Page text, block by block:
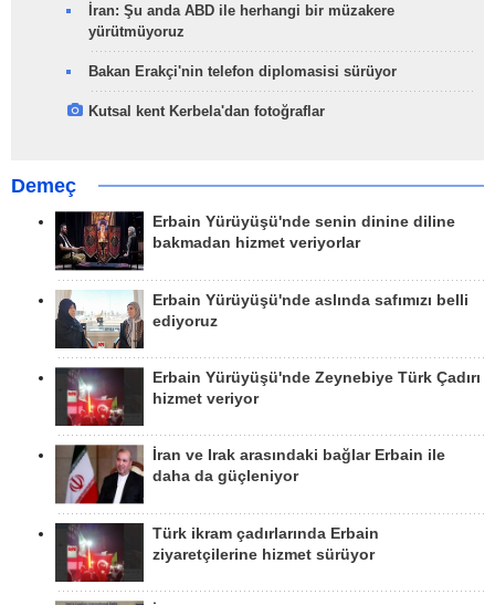
İran: Şu anda ABD ile herhangi bir müzakere
yürütmüyoruz
Bakan Erakçi'nin telefon diplomasisi sürüyor
Kutsal kent Kerbela'dan fotoğraflar
Demeç
Erbain Yürüyüşü'nde senin dinine diline
bakmadan hizmet veriyorlar
Erbain Yürüyüşü'nde aslında safımızı belli
ediyoruz
Erbain Yürüyüşü'nde Zeynebiye Türk Çadırı
hizmet veriyor
İran ve Irak arasındaki bağlar Erbain ile
daha da güçleniyor
Türk ikram çadırlarında Erbain
ziyaretçilerine hizmet sürüyor